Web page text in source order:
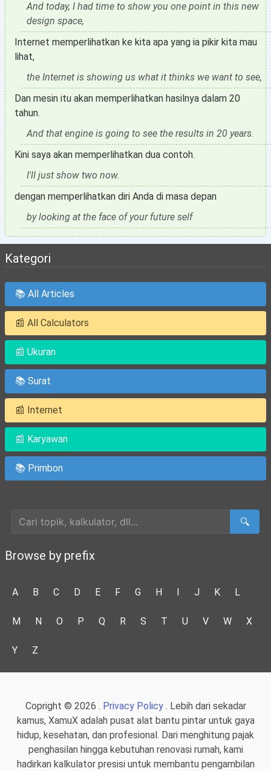
And today, I had time to show you one point in this new
design space,
Internet memperlihatkan ke kita apa yang ia pikir kita mau
lihat,
the Internet is showing us what it thinks we want to see,
Dan mesin itu akan memperlihatkan hasilnya dalam 20
tahun.
And that engine is going to see the results in 20 years.
Kini saya akan memperlihatkan dua contoh.
I'll just show two now.
dengan memperlihatkan diri Anda di masa depan
by looking at the face of your future self
Kategori
📚 All Articles
📰 All Calculators
📰 Ukuran
📚 Surat
📰 Internet
📰 Karyawan
📚 Primbon
🔍
Browse by prefix
A B C D E F G H I J K L
M N O P Q R S T U V W X
Y Z
Copright © 2026 . Privacy Policy. Lebih dari sekadar
kamus, XamuX adalah pusat alat bantu pintar untuk gaya
hidup, kesehatan, dan profesional. Dari menghitung pajak
penghasilan hingga kebutuhan renovasi rumah, kami
hadirkan kalkulator presisi untuk membantu pengambilan